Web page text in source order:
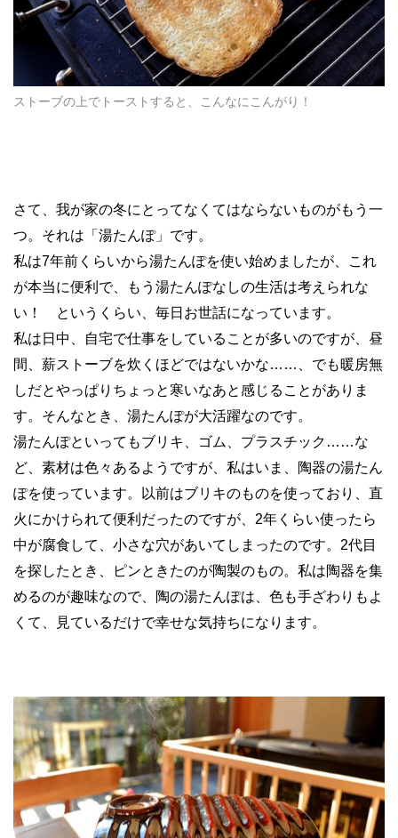
ストーブの上でトーストすると、こんなにこんがり！
さて、我が家の冬にとってなくてはならないものがもう一
つ。それは「湯たんぽ」です。
私は7年前くらいから湯たんぽを使い始めましたが、これ
が本当に便利で、もう湯たんぽなしの生活は考えられな
い！ というくらい、毎日お世話になっています。
私は日中、自宅で仕事をしていることが多いのですが、昼
間、薪ストーブを炊くほどではないかな……、でも暖房無
しだとやっぱりちょっと寒いなあと感じることがありま
す。そんなとき、湯たんぽが大活躍なのです。
湯たんぽといってもブリキ、ゴム、プラスチック……な
ど、素材は色々あるようですが、私はいま、陶器の湯たん
ぽを使っています。以前はブリキのものを使っており、直
火にかけられて便利だったのですが、2年くらい使ったら
中が腐食して、小さな穴があいてしまったのです。2代目
を探したとき、ピンときたのが陶製のもの。私は陶器を集
めるのが趣味なので、陶の湯たんぽは、色も手ざわりもよ
くて、見ているだけで幸せな気持ちになります。